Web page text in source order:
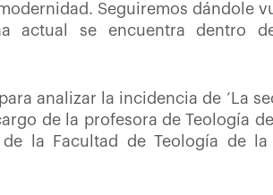
Seguiremos dándole
actual se encuentra dentro
analizar la incidencia de ‘La
de la profesora de Teología
la Facultad de Teología de la